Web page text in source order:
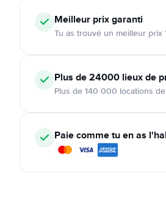
Meilleur prix garanti
Tu as trouvé un meilleur
Plus de 24000 lieux de
Plus de 140 000 locations
Paie comme tu en as